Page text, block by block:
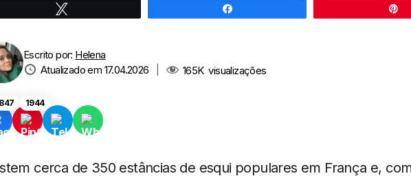
Escrito por: Helena
Atualizado em 17.04.2026
165Kvisualizações
1944
cerca de 350 estâncias de esqui populares em França e,